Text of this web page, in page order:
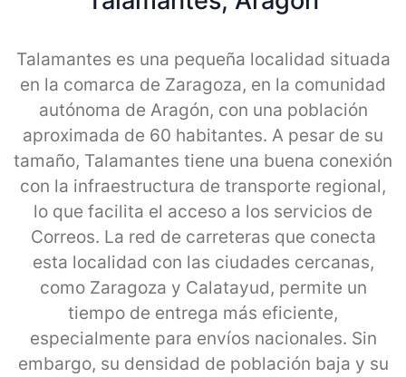
Talamantes es una pequeña localidad situada
en la comarca de Zaragoza, en la comunidad
autónoma de Aragón, con una población
aproximada de 60 habitantes. A pesar de su
tamaño, Talamantes tiene una buena conexión
con la infraestructura de transporte regional,
lo que facilita el acceso a los servicios de
Correos. La red de carreteras que conecta
esta localidad con las ciudades cercanas,
como Zaragoza y Calatayud, permite un
tiempo de entrega más eficiente,
especialmente para envíos nacionales. Sin
embargo, su densidad de población baja y su